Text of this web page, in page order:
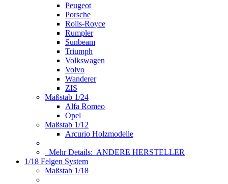
Peugeot
Porsche
Rolls-Royce
Rumpler
Sunbeam
Triumph
Volkswagen
Volvo
Wanderer
ZIS
Maßstab 1/24
Alfa Romeo
Opel
Maßstab 1/12
Arcurio Holzmodelle
Mehr Details: ANDERE HERSTELLER
1/18 Felgen System
Maßstab 1/18